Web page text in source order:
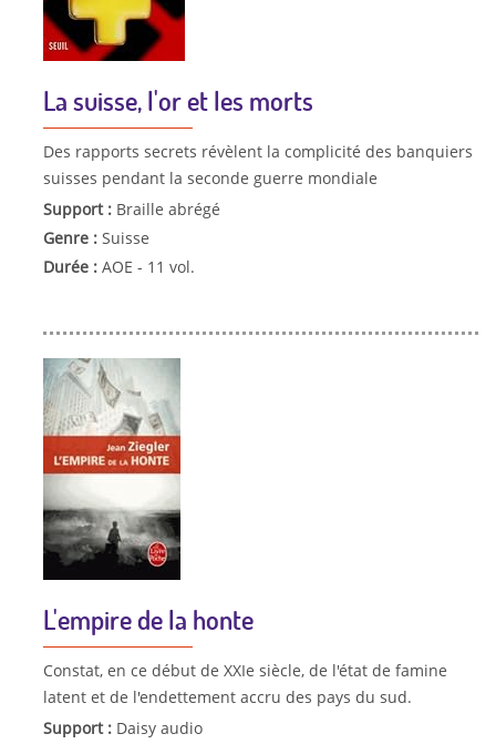
La suisse, l'or et les morts
Des rapports secrets révèlent la complicité des banquiers
suisses pendant la seconde guerre mondiale
Support : Braille abrégé
Genre : Suisse
Durée : AOE - 11 vol.
L'empire de la honte
Constat, en ce début de XXIe siècle, de l'état de famine
latent et de l'endettement accru des pays du sud.
Support : Daisy audio